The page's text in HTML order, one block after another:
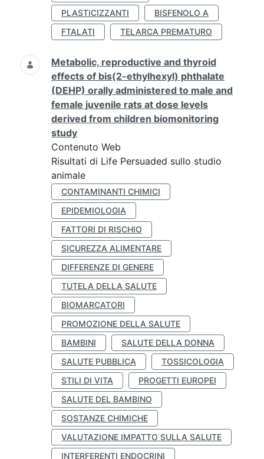
PLASTICIZZANTI
BISFENOLO A
FTALATI
TELARCA PREMATURO
Metabolic, reproductive and thyroid
effects of bis(2-ethylhexyl) phthalate
(DEHP) orally administered to male and
female juvenile rats at dose levels
derived from children biomonitoring
study
Contenuto Web
Risultati di Life Persuaded sullo studio
animale
CONTAMINANTI CHIMICI
EPIDEMIOLOGIA
FATTORI DI RISCHIO
SICUREZZA ALIMENTARE
DIFFERENZE DI GENERE
TUTELA DELLA SALUTE
BIOMARCATORI
PROMOZIONE DELLA SALUTE
BAMBINI
SALUTE DELLA DONNA
SALUTE PUBBLICA
TOSSICOLOGIA
STILI DI VITA
PROGETTI EUROPEI
SALUTE DEL BAMBINO
SOSTANZE CHIMICHE
VALUTAZIONE IMPATTO SULLA SALUTE
INTERFERENTI ENDOCRINI